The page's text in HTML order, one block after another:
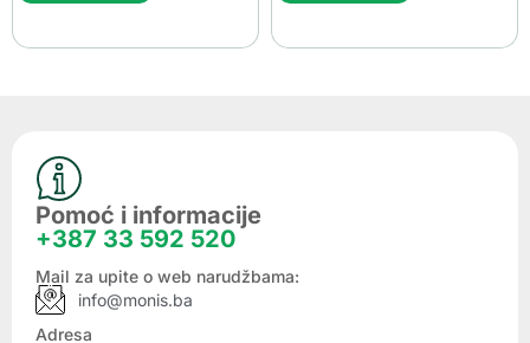
Pomoć i informacije
+387 33 592 520
Mail za upite o web narudžbama:
info@monis.ba
Adresa